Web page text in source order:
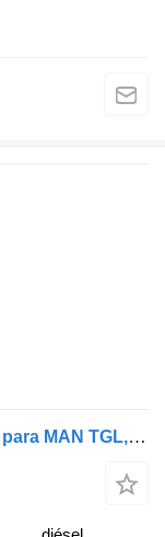
MAN 81637306560 retrovisor exterior para MAN TGL, TGM, TGS, TGX (2005-2021) cabeza tractora